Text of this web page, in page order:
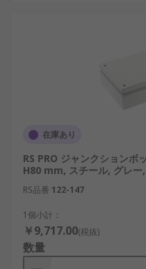
在庫あり
RS PRO ジャンクション
H80 mm, スチール, グレ
RS品番 122-147
1個小計：
￥9,717.00(税抜)
数量